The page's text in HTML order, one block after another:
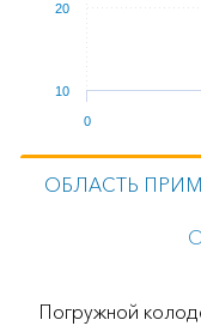
0
10
20
ОБЛАСТЬ
Погружной